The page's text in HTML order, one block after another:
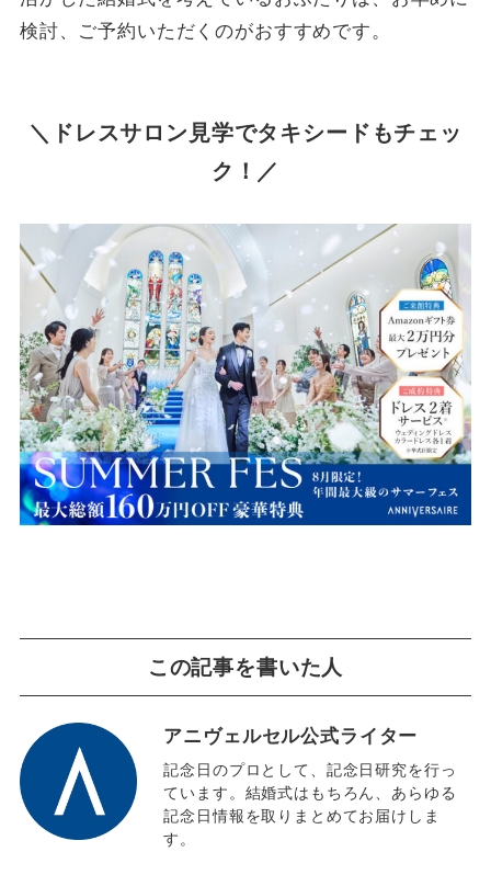
検討、ご予約いただくのがおすすめです。
＼ドレスサロン見学でタキシードもチェッ
ク！／
この記事を書いた人
アニヴェルセル公式ライター
記念日のプロとして、記念日研究を行っ
ています。結婚式はもちろん、あらゆる
記念日情報を取りまとめてお届けしま
す。